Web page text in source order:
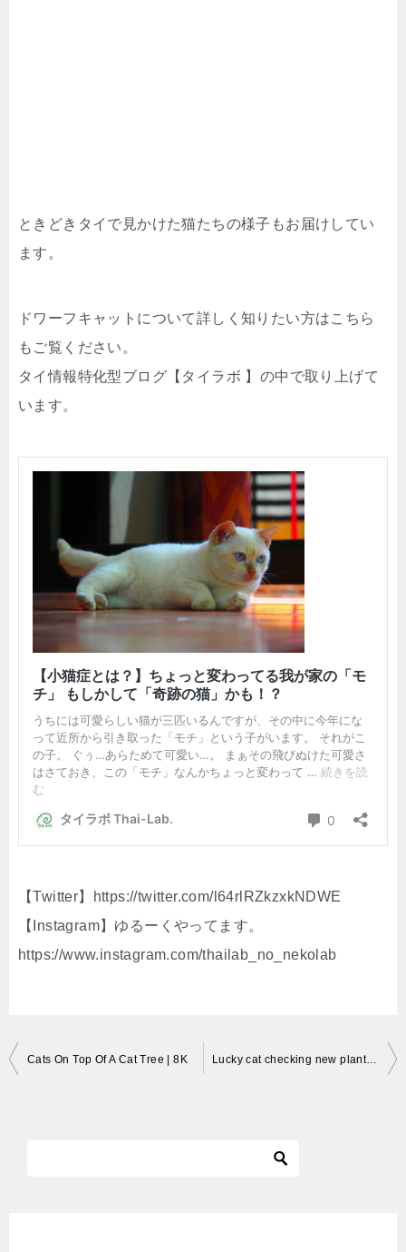
ときどきタイで見かけた猫たちの様子もお届けしてい
ます。
ドワーフキャットについて詳しく知りたい方はこちら
もご覧ください。
タイ情報特化型ブログ【タイラボ 】の中で取り上げて
います。
【Twitter】https://twitter.com/l64rlRZkzxkNDWE
【Instagram】ゆるーくやってます。
https://www.instagram.com/thailab_no_nekolab
投
Cats On Top Of A Cat Tree | 8K Lucky cat checking new plants